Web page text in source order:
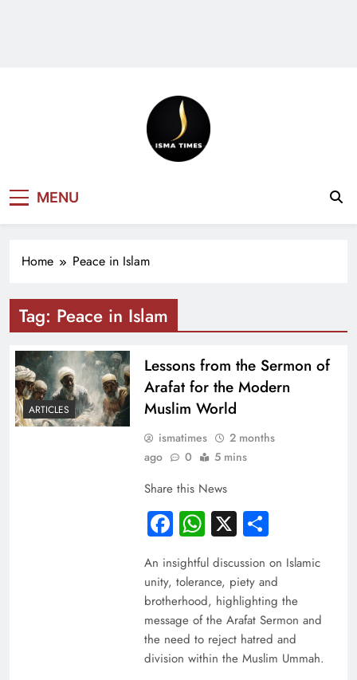
NEWS
MENU
Home Peace in Islam
Tag: Peace in Islam
ARTICLES
Lessons from the Sermon of
Arafat for the Modern
Muslim World
ismatimes
2 months
ago
0 5 mins
Share this News
Facebook
WhatsApp
X Share
An insightful discussion on Islamic
unity, tolerance, piety and
brotherhood, highlighting the
message of the Arafat Sermon and
the need to reject hatred and
division within the Muslim Ummah.